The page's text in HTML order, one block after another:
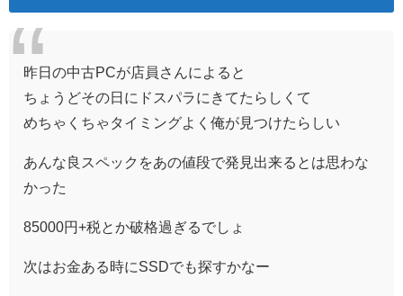
昨日の中古PCが店員さんによると
ちょうどその日にドスパラにきてたらしくて
めちゃくちゃタイミングよく俺が見つけたらしい
あんな良スペックをあの値段で発見出来るとは思わな
かった
85000円+税とか破格過ぎるでしょ
次はお金ある時にSSDでも探すかなー